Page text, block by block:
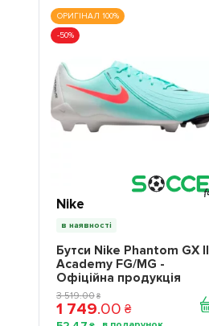
ОРИГІНАЛ 100%
-50%
Nike
в наявності
Бутси Nike Phantom GX II
Academy FG/MG -
Офіційна продукція
3 519.00 ₴
1 749.00 ₴